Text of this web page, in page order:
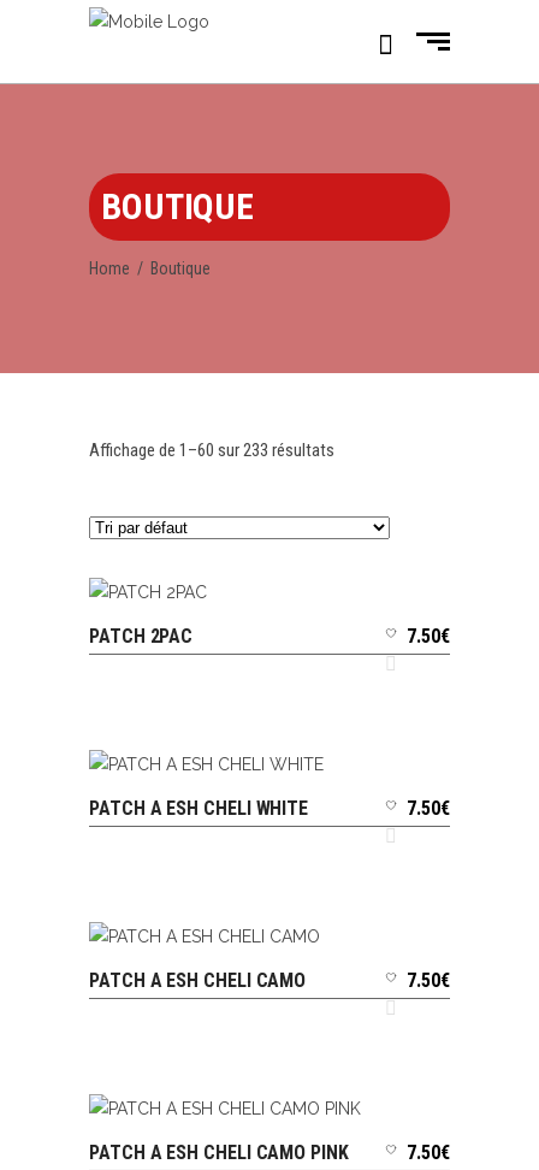
BOUTIQUE
Home / Boutique
Affichage de 1–60 sur 233 résultats
PATCH 2PAC 7.50€
AJOUTER AU PANIER
PATCH A ESH CHELI WHITE 7.50€
AJOUTER AU PANIER
PATCH A ESH CHELI CAMO 7.50€
AJOUTER AU PANIER
PATCH A ESH CHELI CAMO PINK 7.50€